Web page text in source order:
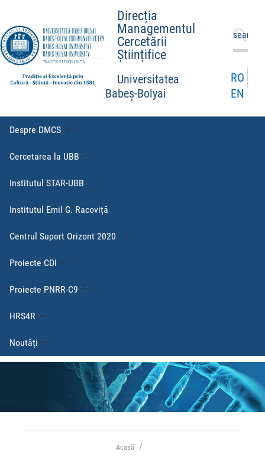
Direcția
Managementul
Cercetării
Științifice
Universitatea
Babeș-Bolyai
Caută
după:
RO
EN
Despre DMCS
Cercetarea la UBB
Institutul STAR-UBB
Institutul Emil G. Racoviță
Centrul Suport Orizont 2020
Proiecte CDI
Proiecte PNRR-C9
HRS4R
Noutăți
Acasă